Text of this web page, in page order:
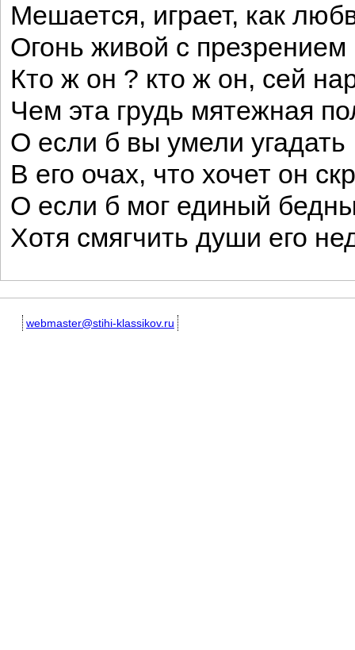
Мешается, играет, как
Огонь живой с презрением
Кто ж он ? кто ж он, сей
Чем эта грудь мятежная
О если б вы умели угадать
В его очах, что хочет он
О если б мог единый
Хотя смягчить души его
webmaster@stihi-klassikov.ru